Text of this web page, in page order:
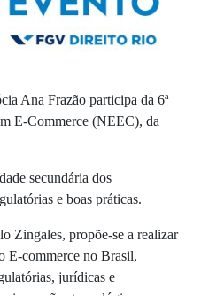
Ana Frazão participa da 6ª
E-Commerce (NEEC), da
secundária dos
e boas práticas.
Zingales, propõe-se a realizar
E-commerce no Brasil,
jurídicas e